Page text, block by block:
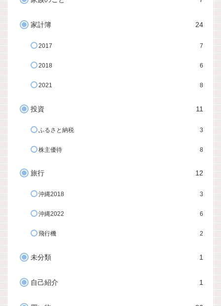
家計簿 24
2017 7
2018 6
2021 8
投資 11
ふるさと納税 3
株主優待 8
旅行 12
沖縄2018 3
沖縄2022 6
飛行機 2
未分類 1
自己紹介 1